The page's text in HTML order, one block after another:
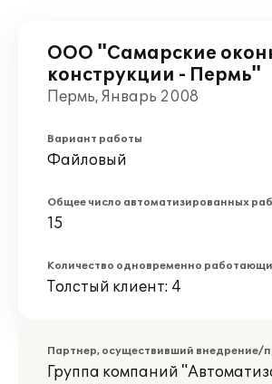
ООО "Самарские
конструкции - Пермь"
Пермь, Январь 2008
Вариант работы
Файловый
Общее число автоматизированных
15
Количество одновременно
Толстый клиент: 4
Партнер, осуществивший внедрение/
Группа компаний